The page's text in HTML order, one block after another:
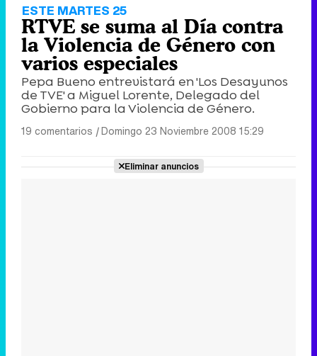
ESTE MARTES 25
RTVE se suma al Día contra
la Violencia de Género con
varios especiales
Pepa Bueno entrevistará en 'Los Desayunos
de TVE' a Miguel Lorente, Delegado del
Gobierno para la Violencia de Género.
19 comentarios |Domingo 23 Noviembre 2008 15:29
Eliminar anuncios